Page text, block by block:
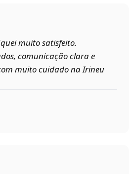
muito satisfeito.
comunicação clara e
muito cuidado na Irineu